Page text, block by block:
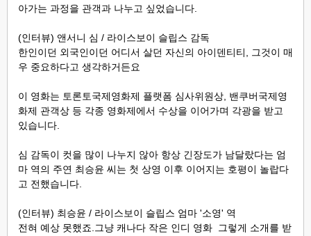
아가는 과정을 관객과 나누고 싶었습니다.
(인터뷰) 앤서니 심 / 라이스보이 슬립스 감독
한인이던 외국인이던 어디서 살던 자신의 아이덴티티, 그것이 매
우 중요하다고 생각하거든요
이 영화는 토론토국제영화제 플랫폼 심사위원상, 밴쿠버국제영
화제 관객상 등 각종 영화제에서 수상을 이어가며 각광을 받고
있습니다.
심 감독이 컷을 많이 나누지 않아 항상 긴장도가 남달랐다는 엄
마 역의 주연 최승윤 씨는 첫 상영 이후 이어지는 호평이 놀랍다
고 전했습니다.
(인터뷰) 최승윤 / 라이스보이 슬립스 엄마 '소영' 역
전혀 예상 못했죠.그냥 캐나다 작은 인디 영화 그렇게 소개를 받